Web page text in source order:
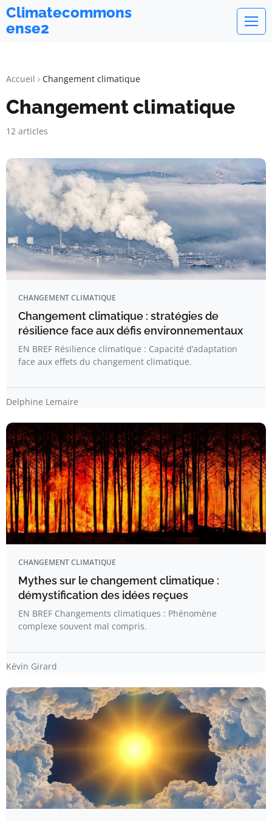
Climatecommons
ense2
Accueil Changement climatique
Changement climatique
12 articles
CHANGEMENT CLIMATIQUE
Changement climatique : stratégies de
résilience face aux défis environnementaux
EN BREF Résilience climatique : Capacité d’adaptation
face aux effets du changement climatique.
Delphine Lemaire
CHANGEMENT CLIMATIQUE
Mythes sur le changement climatique :
démystification des idées reçues
EN BREF Changements climatiques : Phénomène
complexe souvent mal compris.
Kévin Girard